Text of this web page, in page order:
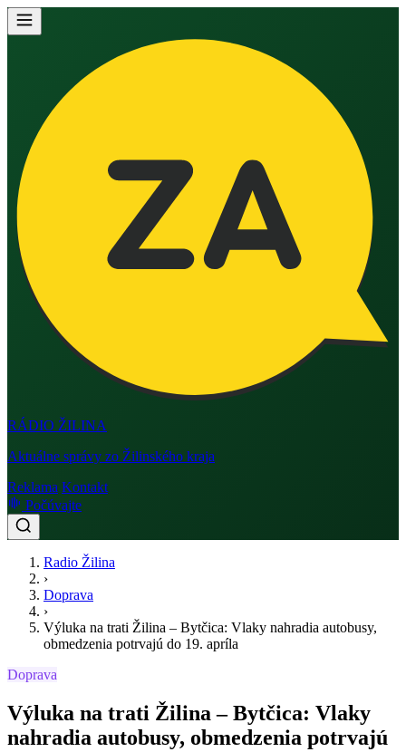
RÁDIO ŽILINA
Aktuálne správy zo Žilinského kraja
Reklama Kontakt
Počúvajte
Radio Žilina
›
Doprava
›
Výluka na trati Žilina – Bytčica: Vlaky nahradia autobusy,
obmedzenia potrvajú do 19. apríla
Doprava
Výluka na trati Žilina – Bytčica: Vlaky
nahradia autobusy, obmedzenia potrvajú